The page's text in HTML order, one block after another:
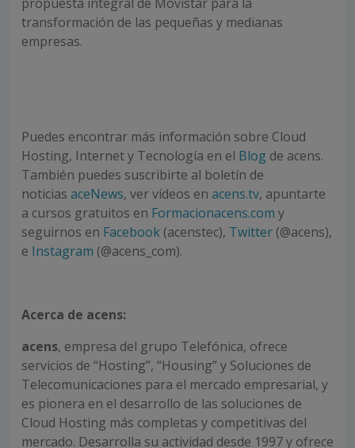
transformación de las pequeñas y medianas
empresas.
Puedes encontrar más información sobre Cloud
Hosting, Internet y Tecnología en el Blog de acens.
También puedes suscribirte al boletín de
noticias aceNews, ver vídeos en acens.tv, apuntarte
a cursos gratuitos en Formacionacens.com y
seguirnos en Facebook (acenstec), Twitter (@acens),
e Instagram (@acens_com).
Acerca de acens:
acens, empresa del grupo Telefónica, ofrece
servicios de “Hosting”, “Housing” y Soluciones de
Telecomunicaciones para el mercado empresarial, y
es pionera en el desarrollo de las soluciones de
Cloud Hosting más completas y competitivas del
mercado. Desarrolla su actividad desde 1997 y ofrece